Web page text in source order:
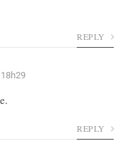
REPLY
REPLY